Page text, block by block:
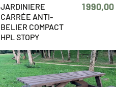
JARDINIERE
CARRÉE ANTI-
BELIER COMPACT
HPL STOPY
1